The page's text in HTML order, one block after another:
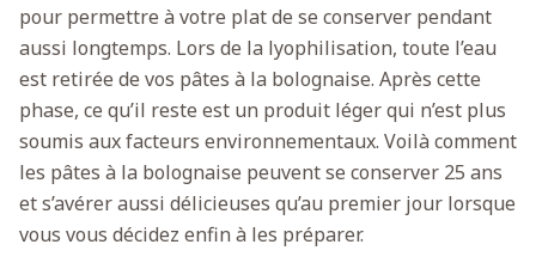
pour permettre à votre plat de se conserver pendant
aussi longtemps. Lors de la lyophilisation, toute l’eau
est retirée de vos pâtes à la bolognaise. Après cette
phase, ce qu’il reste est un produit léger qui n’est plus
soumis aux facteurs environnementaux. Voilà comment
les pâtes à la bolognaise peuvent se conserver 25 ans
et s’avérer aussi délicieuses qu’au premier jour lorsque
vous vous décidez enfin à les préparer.